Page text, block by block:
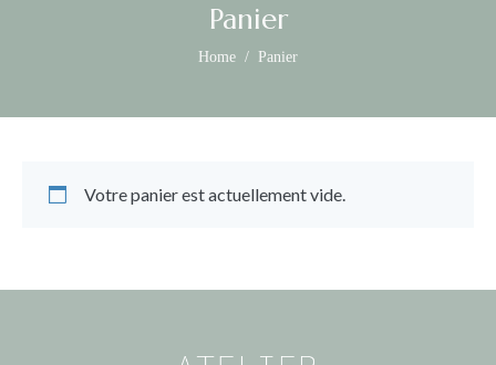
Panier
Home Panier
Votre panier est actuellement vide.